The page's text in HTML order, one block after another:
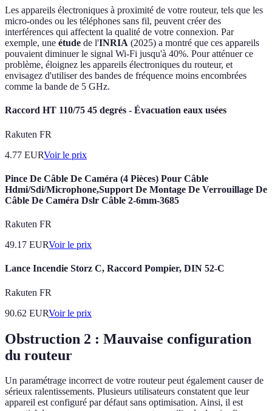
Les appareils électroniques à proximité de votre routeur, tels que les
micro-ondes ou les téléphones sans fil, peuvent créer des
interférences qui affectent la qualité de votre connexion. Par
exemple, une étude de l'INRIA (2025) a montré que ces appareils
pouvaient diminuer le signal Wi-Fi jusqu'à 40%. Pour atténuer ce
problème, éloignez les appareils électroniques du routeur, et
envisagez d'utiliser des bandes de fréquence moins encombrées
comme la bande de 5 GHz.
Raccord HT 110/75 45 degrés - Évacuation eaux usées
Rakuten FR
4.77 EURVoir le prix
Pince De Câble De Caméra (4 Pièces) Pour Câble
Hdmi/Sdi/Microphone,Support De Montage De Verrouillage De
Câble De Caméra Dslr Câble 2-6mm-3685
Rakuten FR
49.17 EURVoir le prix
Lance Incendie Storz C, Raccord Pompier, DIN 52-C
Rakuten FR
90.62 EURVoir le prix
Obstruction 2 : Mauvaise configuration
du routeur
Un paramétrage incorrect de votre routeur peut également causer de
sérieux ralentissements. Plusieurs utilisateurs constatent que leur
appareil est configuré par défaut sans optimisation. Ainsi, il est